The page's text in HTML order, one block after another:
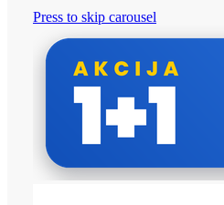
Press to skip carousel